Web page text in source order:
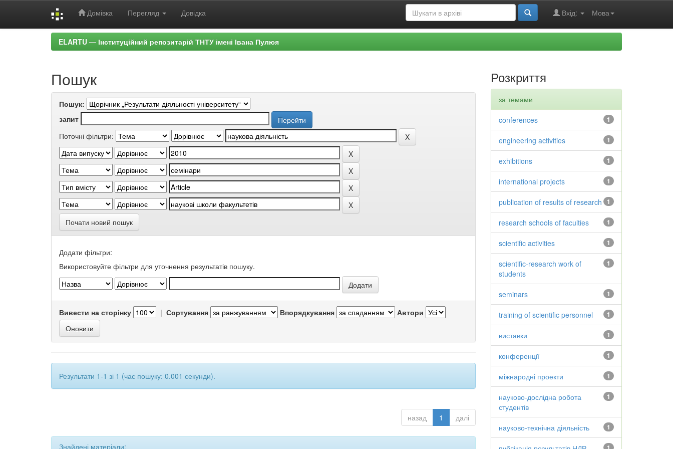
Домівка Перегляд Довідка Мова
Вхід:
ELARTU — Інституційний репозитарій ТНТУ імені Івана Пулюя
Пошук
Пошук:
запит
Поточні фільтри:
Почати новий пошук
Додати фільтри:
Використовуйте фільтри для уточнення результатів пошуку.
Вивести на сторінку | Сортування Впорядкування Автори
Результати 1-1 зі 1 (час пошуку: 0.001 секунди).
назад 1 далі
Знайдені матеріали:
Розкриття
за темами
1
conferences
1
engineering activities
1
exhibitions
1
international projects
1
publication of results of research
1
research schools of faculties
1
scientific activities
1
scientific-research work of
students
1
seminars
1
training of scientific personnel
1
виставки
1
конференції
1
міжнародні проекти
1
науково-дослідна робота
студентів
1
науково-технічна діяльність